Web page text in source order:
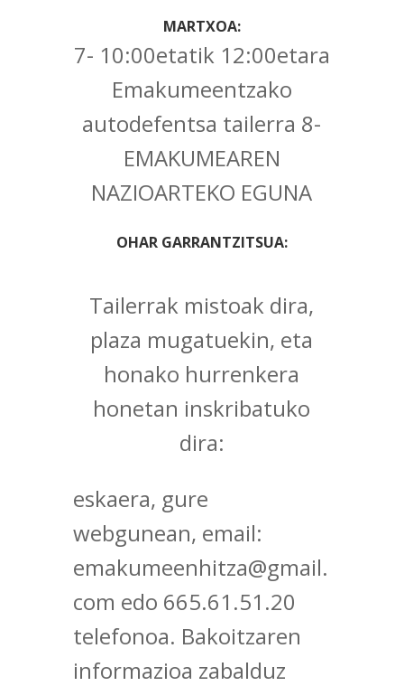
MARTXOA:
7- 10:00etatik 12:00etara
Emakumeentzako
autodefentsa tailerra 8-
EMAKUMEAREN
NAZIOARTEKO EGUNA
OHAR GARRANTZITSUA:
Tailerrak mistoak dira,
plaza mugatuekin, eta
honako hurrenkera
honetan inskribatuko
dira:
eskaera, gure
webgunean, email:
emakumeenhitza@gmail.
com edo 665.61.51.20
telefonoa. Bakoitzaren
informazioa zabalduz